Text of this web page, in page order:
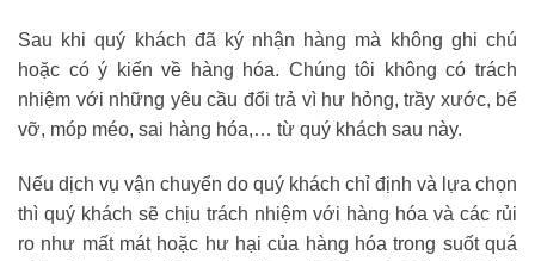
Sau khi quý khách đã ký nhận hàng mà không ghi chú
hoặc có ý kiến về hàng hóa. Chúng tôi không có trách
nhiệm với những yêu cầu đổi trả vì hư hỏng, trầy xước, bể
vỡ, móp méo, sai hàng hóa,… từ quý khách sau này.
Nếu dịch vụ vận chuyển do quý khách chỉ định và lựa chọn
thì quý khách sẽ chịu trách nhiệm với hàng hóa và các rủi
ro như mất mát hoặc hư hại của hàng hóa trong suốt quá